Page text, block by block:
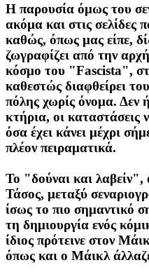
Η παρουσία όμως του
ακόμα και στις σελίδες
καθώς, όπως μας είπε,
ζωγραφίζει από την
κόσμο του "Fascista",
καθεστώς διαφθείρει
πόλης χωρίς όνομα. Δεν
κτήρια, οι καταστάσεις
όσα έχει κάνει μέχρι
πλέον πειραματικά.
Το "δούναι και λαβείν",
Τάσος, μεταξύ
ίσως το πιο σημαντικό
τη δημιουργία ενός
ίδιος πρότεινε στον
όπως και ο Μάικλ